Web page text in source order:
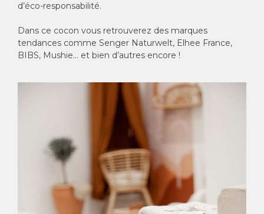
d’éco-responsabilité.
Dans ce cocon vous retrouverez des marques
tendances comme Senger Naturwelt, Elhee France,
BIBS, Mushie… et bien d’autres encore !